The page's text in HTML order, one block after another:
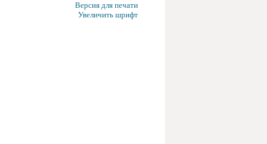
Версия для печати
Увеличить шрифт